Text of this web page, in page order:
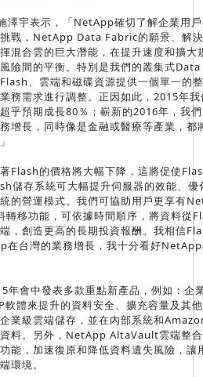
澤宇表示，「NetApp確切了解企業用
戰，NetApp Data Fabric的願景、解
混合雲的巨大潛能，在提升速度和擴大
險間的平衡。特別是我們的叢集式Data
、雲端和磁碟資源提供一個單一的
務需求進行調整。正因如此，2015年
乎預期成長80％；嶄新的2016年，我
增長，同時像是金融或醫療等產業，都
Flash的價格將大幅下降，這將促使
儲存系統可大幅提升伺服器的效能、優
的營運模式。我們可協助用戶更享有
移功能，可依據時間順序，將資料從
，創造更高的長期投資報酬。我相信
在台灣的業務增長，我十分看好
會中發表多款重點新產品，例如：企
體來提升的資料安全、擴充容量及其
業級雲端儲存，並在內部系統和
料。另外，NetApp AltaVault雲端整
能，加速復原和降低資料遺失風險，讓
環境。